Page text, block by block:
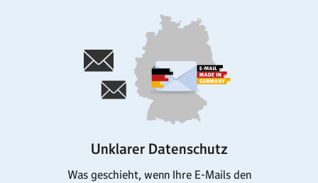
Unklarer Datenschutz
Was geschieht, wenn Ihre E-Mails den